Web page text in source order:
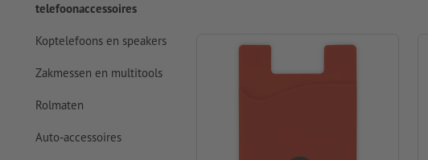
telefoonaccessoires
Koptelefoons en speakers
Zakmessen en multitools
Rolmaten
Auto-accessoires